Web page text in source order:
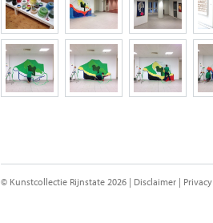
© Kunstcollectie Rijnstate 2026 | Disclaimer | Privacy